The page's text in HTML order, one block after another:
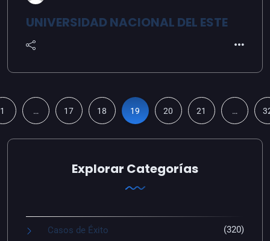
UNIVERSIDAD NACIONAL DEL ESTE
1 … 17 18 19 20 21 …
Explorar Categorías
Casos de Éxito (320)